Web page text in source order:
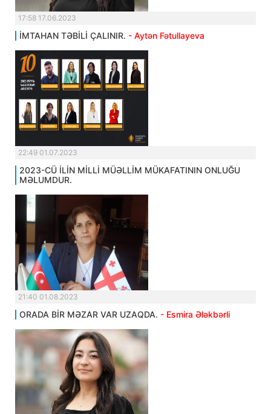
17:58 17.06.2023
İMTAHAN TƏBİLİ ÇALINIR. - Aytən Fətullayeva
22:49 01.07.2023
2023-CÜ İLİN MİLLİ MÜƏLLİM MÜKAFATININ ONLUĞU
MƏLUMDUR.
21:40 01.08.2023
ORADA BİR MƏZAR VAR UZAQDA. - Esmira Ələkbərli